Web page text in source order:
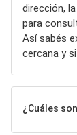
dirección,
para
Así sabés
cercana y
¿Cuáles